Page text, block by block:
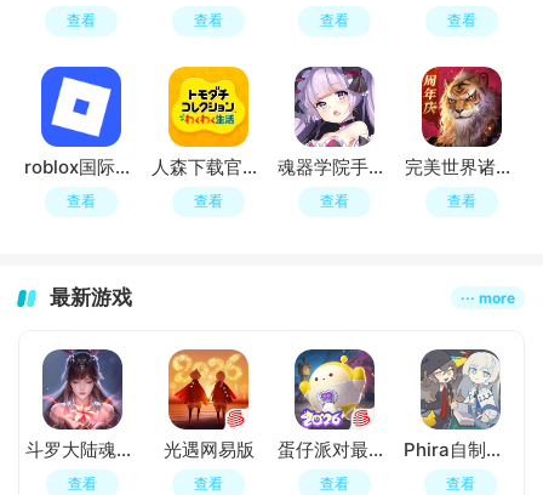
查看 查看 查看 查看
roblox国际服官方正版
查看
人森下载官服(朋友收集梦想生活)
查看
魂器学院手游官方正版
查看
完美世界诸神之战手游
查看
最新游戏 ··· more
斗罗大陆魂师对决官服
查看
光遇网易版
查看
蛋仔派对最新版
查看
Phira自制谱模拟器
查看